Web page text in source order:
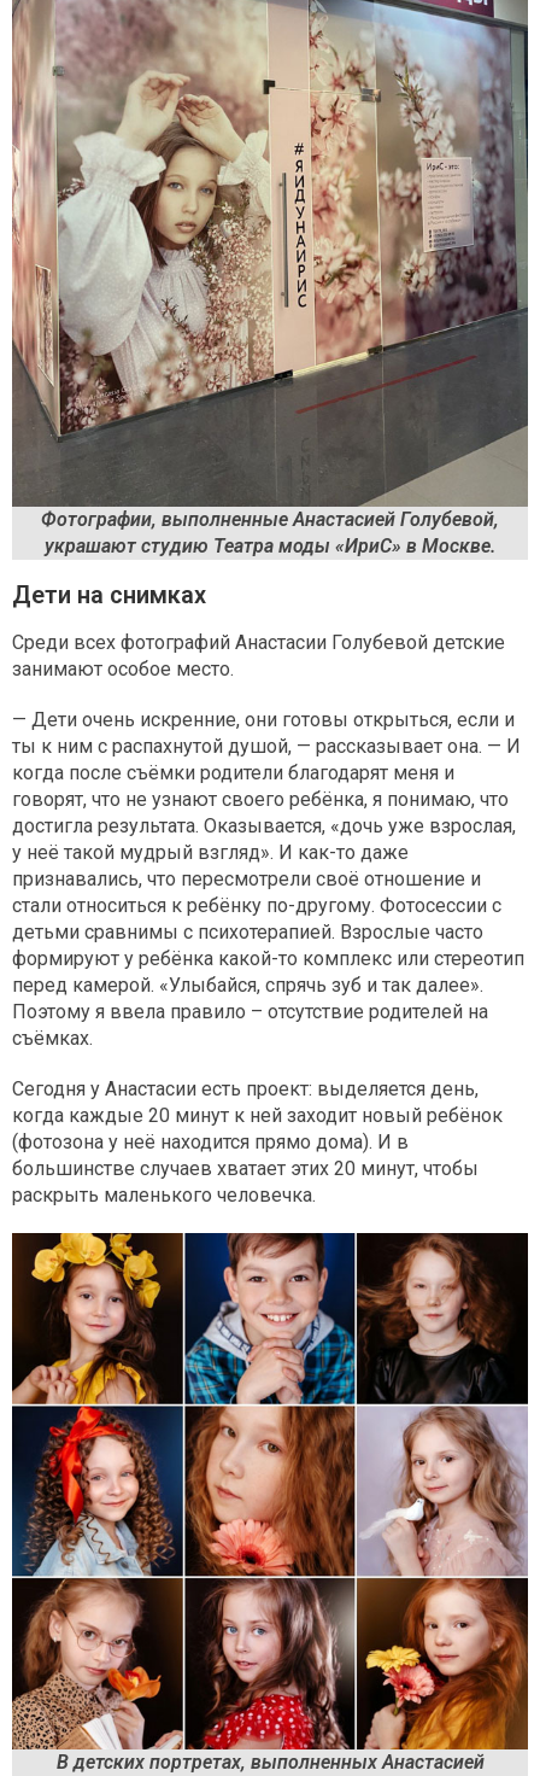
Фотографии, выполненные Анастасией Голубевой,
украшают студию Театра моды «ИриС» в Москве.
Дети на снимках
Среди всех фотографий Анастасии Голубевой детские
занимают особое место.
— Дети очень искренние, они готовы открыться, если и
ты к ним с распахнутой душой, — рассказывает она. — И
когда после съёмки родители благодарят меня и
говорят, что не узнают своего ребёнка, я понимаю, что
достигла результата. Оказывается, «дочь уже взрослая,
у неё такой мудрый взгляд». И как-то даже
признавались, что пересмотрели своё отношение и
стали относиться к ребёнку по-другому. Фотосессии с
детьми сравнимы с психотерапией. Взрослые часто
формируют у ребёнка какой-то комплекс или стереотип
перед камерой. «Улыбайся, спрячь зуб и так далее».
Поэтому я ввела правило – отсутствие родителей на
съёмках.
Сегодня у Анастасии есть проект: выделяется день,
когда каждые 20 минут к ней заходит новый ребёнок
(фотозона у неё находится прямо дома). И в
большинстве случаев хватает этих 20 минут, чтобы
раскрыть маленького человечка.
В детских портретах, выполненных Анастасией